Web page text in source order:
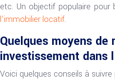
etc. Un objectif populaire pour
l’immobilier locatif.
Quelques moyens de
investissement dans
Voici quelques conseils à